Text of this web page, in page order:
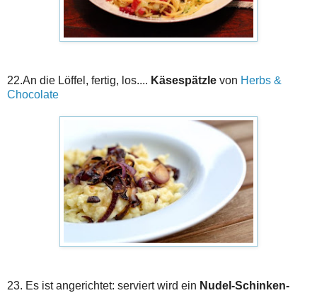
22.An die Löffel, fertig, los.... Käsespätzle von Herbs &
Chocolate
23. Es ist angerichtet: serviert wird ein Nudel-Schinken-